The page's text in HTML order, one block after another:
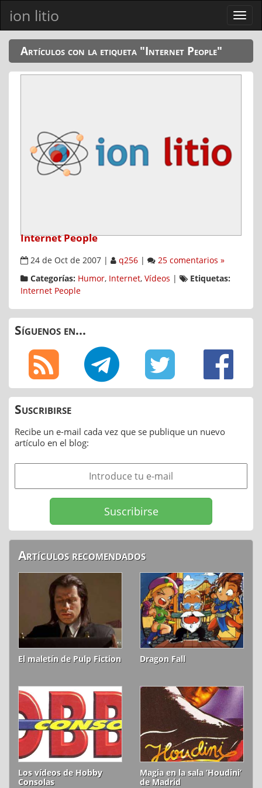
ion litio
Ver
menú
Artículos con la etiqueta "Internet People"
Internet People
24 de Oct de 2007 q256
25 comentarios »
Categorías: Humor, Internet, Vídeos
Etiquetas:
Internet People
Síguenos en...
Suscribirse
Recibe un e-mail cada vez que se publique un nuevo
artículo en el blog:
Artículos recomendados
El maletín de Pulp Fiction Dragon Fall
Los vídeos de Hobby
Consolas
Magia en la sala ‘Houdini’
de Madrid